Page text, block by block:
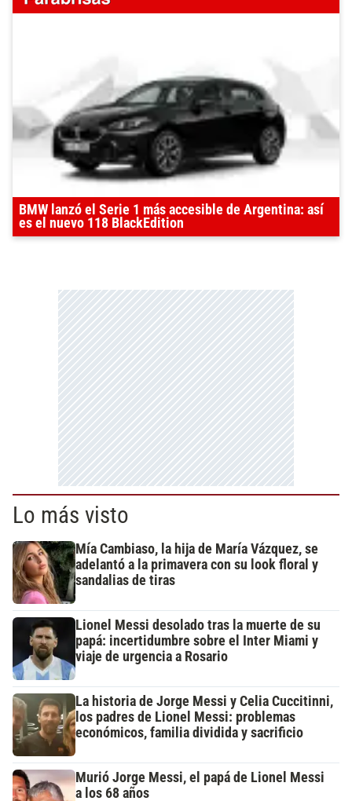
BMW lanzó el Serie 1 más accesible de Argentina: así
es el nuevo 118 BlackEdition
Lo más visto
Mía Cambiaso, la hija de María Vázquez, se
adelantó a la primavera con su look floral y
sandalias de tiras
Lionel Messi desolado tras la muerte de su
papá: incertidumbre sobre el Inter Miami y
viaje de urgencia a Rosario
La historia de Jorge Messi y Celia Cuccitinni,
los padres de Lionel Messi: problemas
económicos, familia dividida y sacrificio
Murió Jorge Messi, el papá de Lionel Messi
a los 68 años